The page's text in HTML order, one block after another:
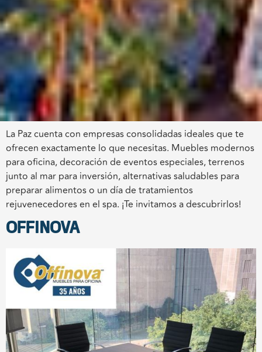
La Paz cuenta con empresas consolidadas ideales que te
ofrecen exactamente lo que necesitas. Muebles modernos
para oficina, decoración de eventos especiales, terrenos
junto al mar para inversión, alternativas saludables para
preparar alimentos o un día de tratamientos
rejuvenecedores en el spa. ¡Te invitamos a descubrirlos!
OFFINOVA